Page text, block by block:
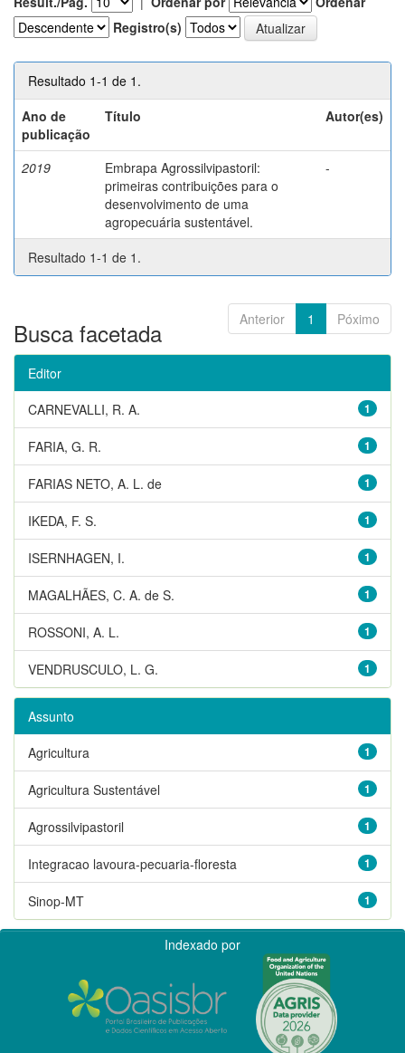
Registro(s)
Resultado 1-1 de 1.
Ano de
publicação
Título Autor(es)
2019
Embrapa Agrossilvipastoril:
primeiras contribuições para o
desenvolvimento de uma
agropecuária sustentável.
-
Resultado 1-1 de 1.
Anterior 1 Póximo
Busca facetada
Editor
1
CARNEVALLI, R. A.
1
FARIA, G. R.
1
FARIAS NETO, A. L. de
1
IKEDA, F. S.
1
ISERNHAGEN, I.
1
MAGALHÃES, C. A. de S.
1
ROSSONI, A. L.
1
VENDRUSCULO, L. G.
Assunto
1
Agricultura
1
Agricultura Sustentável
1
Agrossilvipastoril
1
Integracao lavoura-pecuaria-floresta
1
Sinop-MT
Indexado por